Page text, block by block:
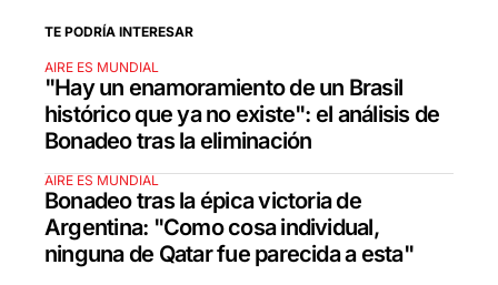
TE PODRÍA INTERESAR
AIRE ES MUNDIAL
"Hay un enamoramiento de un Brasil
histórico que ya no existe": el análisis de
Bonadeo tras la eliminación
AIRE ES MUNDIAL
Bonadeo tras la épica victoria de
Argentina: "Como cosa individual,
ninguna de Qatar fue parecida a esta"